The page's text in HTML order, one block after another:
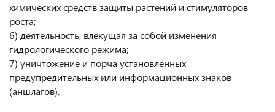
химических средств защиты растений и стимуляторов
роста;
6) деятельность, влекущая за собой изменения
гидрологического режима;
7) уничтожение и порча установленных
предупредительных или информационных знаков
(аншлагов).